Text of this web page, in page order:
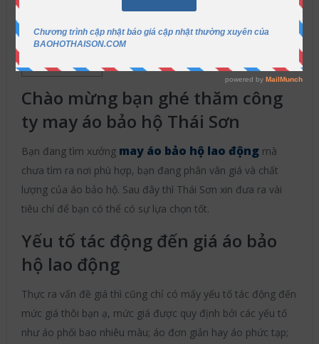
Nội dung [ẩn]
Chào mừng bạn ghé thăm công
ty may áo bảo hộ Thái Sơn
Bạn đang tìm xưởng may áo bảo hộ lao độngmà
chưa tìm ra nơi phù hợp, bạn đang phân vân giá và chất
lượng của áo bảo hộ. Sau đây thì Thái Sơn xin đưa ra vài
tiêu chí để bạn có thể có sự lựa chọn tốt.
Yếu tố tác động đến giá áo bảo
hộ lao động
Thực ra vấn đề giá thì cũng chỉ có mấy yếu tố tác động đến
mức giá thôi bạn ạ, mức giá được quy định bởi các yếu tố
như áo phối bao nhiêu màu; áo đơn giản hay áo phức tạp;